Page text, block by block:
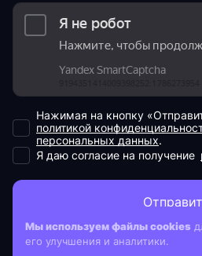
Мы используем файлы cookies
его улучшения и аналитики.
Нажимая на кнопку
политикой
персональных данных.
Я даю согласие на получение